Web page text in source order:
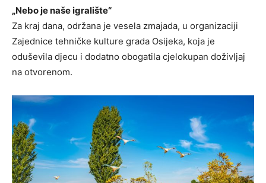
„Nebo je naše igralište“
Za kraj dana, održana je vesela zmajada, u organizaciji
Zajednice tehničke kulture grada Osijeka, koja je
oduševila djecu i dodatno obogatila cjelokupan doživljaj
na otvorenom.